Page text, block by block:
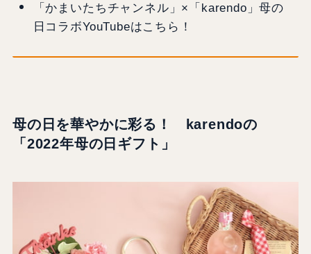
「かまいたちチャンネル」×「karendo」母の
日コラボYouTubeはこちら！
母の日を華やかに彩る！ karendoの
「2022年母の日ギフト」